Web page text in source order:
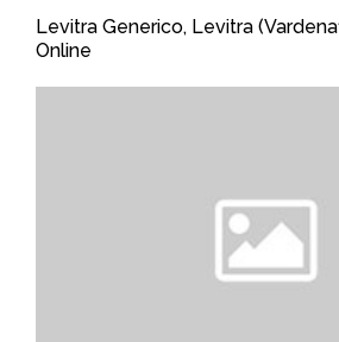
Levitra Generico, Levitra
Online